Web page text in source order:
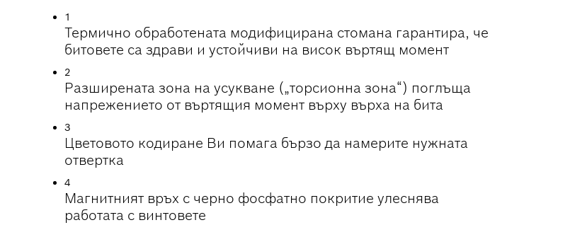
1
Термично обработената модифицирана стомана гарантира, че
битовете са здрави и устойчиви на висок въртящ момент
2
Разширената зона на усукване („торсионна зона“) поглъща
напрежението от въртящия момент върху върха на бита
3
Цветовото кодиране Ви помага бързо да намерите нужната
отвертка
4
Магнитният връх с черно фосфатно покритие улеснява
работата с винтовете